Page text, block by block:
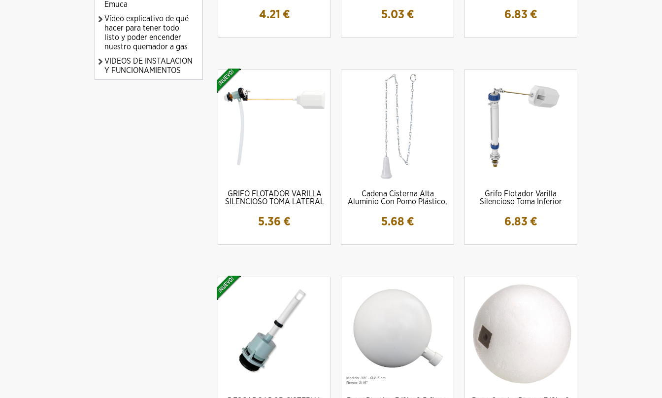
Emuca
Vídeo explicativo de qué
hacer para tener todo
listo y poder encender
nuestro quemador a gas
VIDEOS DE INSTALACION
Y FUNCIONAMIENTOS
4.21 € 5.03 € 6.83 €
GRIFO FLOTADOR VARILLA
SILENCIOSO TOMA LATERAL
5.36 €
Cadena Cisterna Alta
Aluminio Con Pomo Plástico,
5.68 €
Grifo Flotador Varilla
Silencioso Toma Inferior
6.83 €